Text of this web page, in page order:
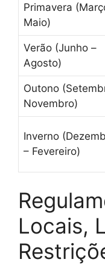
Primavera
Maio)
Verão (Junho –
Agosto)
Outono
Novembro)
Inverno
– Fevereiro)
Locais,